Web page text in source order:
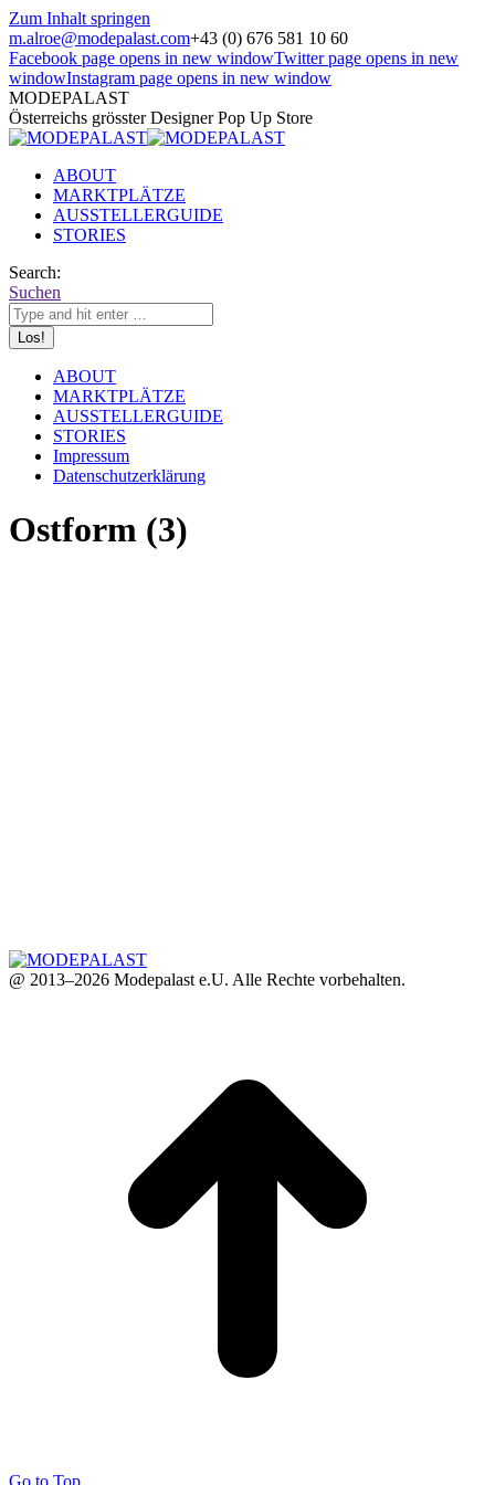
Zum Inhalt springen
m.alroe@modepalast.com+43 (0) 676 581 10 60
Facebook page opens in new windowTwitter page opens in new
windowInstagram page opens in new window
MODEPALAST
Österreichs grösster Designer Pop Up Store
ABOUT
MARKTPLÄTZE
AUSSTELLERGUIDE
STORIES
Search:
Suchen
ABOUT
MARKTPLÄTZE
AUSSTELLERGUIDE
STORIES
Impressum
Datenschutzerklärung
Ostform (3)
@ 2013–2026 Modepalast e.U. Alle Rechte vorbehalten.
Go to Top